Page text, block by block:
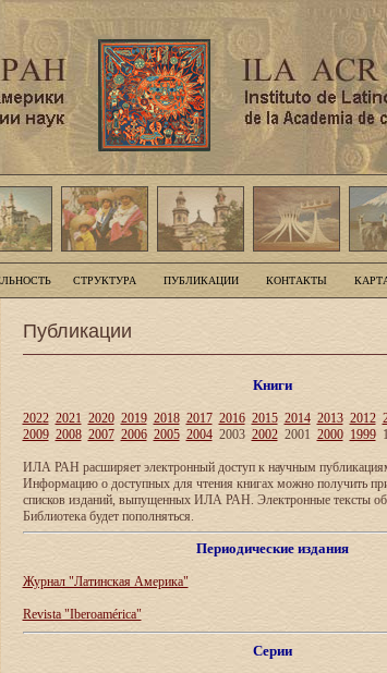
СТРУКТУРА ПУБЛИКАЦИИ КОНТАКТЫ
Публикации
Книги
2022 2021 2020 2019 2018 2017 2016 2015 2014 2013 2012
2009 2008 2007 2006 2005 20042003 20022001 2000 1999
ИЛА РАН расширяет электронный доступ к научным
Информацию о доступных для чтения книгах можно получить
списков изданий, выпущенных ИЛА РАН. Электронные тексты
Библиотека будет пополняться.
Периодические издания
Журнал "Латинская Америка"
Revista "Iberoamérica"
Серии